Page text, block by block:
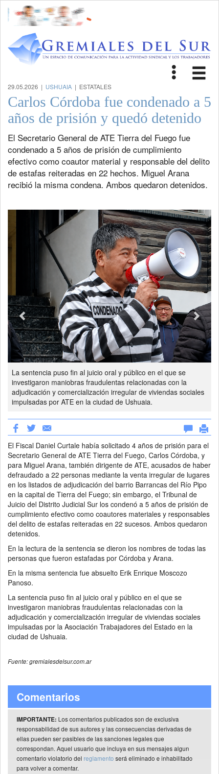
Toggle
29.05.2026 | USHUAIA | ESTATALES
Carlos Córdoba fue condenado a 5
años de prisión y quedó detenido
El Secretario General de ATE Tierra del Fuego fue
condenado a 5 años de prisión de cumplimiento
efectivo como coautor material y responsable del delito
de estafas reiteradas en 22 hechos. Miguel Arana
recibió la misma condena. Ambos quedaron detenidos.
La sentencia puso fin al juicio oral y público en el que se
investigaron maniobras fraudulentas relacionadas con la
adjudicación y comercialización irregular de viviendas sociales
impulsadas por ATE en la ciudad de Ushuaia.
Previous Next
El Fiscal Daniel Curtale había solicitado 4 años de prisión para el
Secretario General de ATE Tierra del Fuego, Carlos Córdoba, y
para Miguel Arana, también dirigente de ATE, acusados de haber
defraudado a 22 personas mediante la venta irregular de lugares
en los listados de adjudicación del barrio Barrancas del Río Pipo
en la capital de Tierra del Fuego; sin embargo, el Tribunal de
Juicio del Distrito Judicial Sur los condenó a 5 años de prisión de
cumplimiento efectivo como coautores materiales y responsables
del delito de estafas reiteradas en 22 sucesos. Ambos quedaron
detenidos.
En la lectura de la sentencia se dieron los nombres de todas las
personas que fueron estafadas por Córdoba y Arana.
En la misma sentencia fue absuelto Erik Enrique Moscozo
Panoso.
La sentencia puso fin al juicio oral y público en el que se
investigaron maniobras fraudulentas relacionadas con la
adjudicación y comercialización irregular de viviendas sociales
impulsadas por la Asociación Trabajadores del Estado en la
ciudad de Ushuaia.
Fuente: gremialesdelsur.com.ar
Comentarios
IMPORTANTE: Los comentarios publicados son de exclusiva
responsabilidad de sus autores y las consecuencias derivadas de
ellas pueden ser pasibles de las sanciones legales que
correspondan. Aquel usuario que incluya en sus mensajes algun
comentario violatorio del reglamento será eliminado e inhabilitado
para volver a comentar.